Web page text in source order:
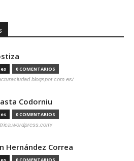
0 COMENTARIOS
Codorniu
0 COMENTARIOS
Hernández Correa